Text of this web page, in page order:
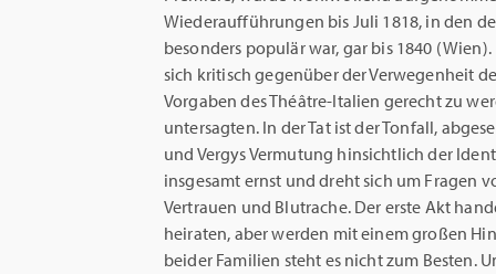
Wiederaufführungen bis Juli 1818, in den
besonders populär war, gar bis 1840
sich kritisch gegenüber der Verwegenheit
Vorgaben des Théâtre-Italien gerecht zu
untersagten. In der Tat ist der Tonfall,
und Vergys Vermutung hinsichtlich der
insgesamt ernst und dreht sich um Fragen
Vertrauen und Blutrache. Der erste Akt
heiraten, aber werden mit einem großen
beider Familien steht es nicht zum Besten.